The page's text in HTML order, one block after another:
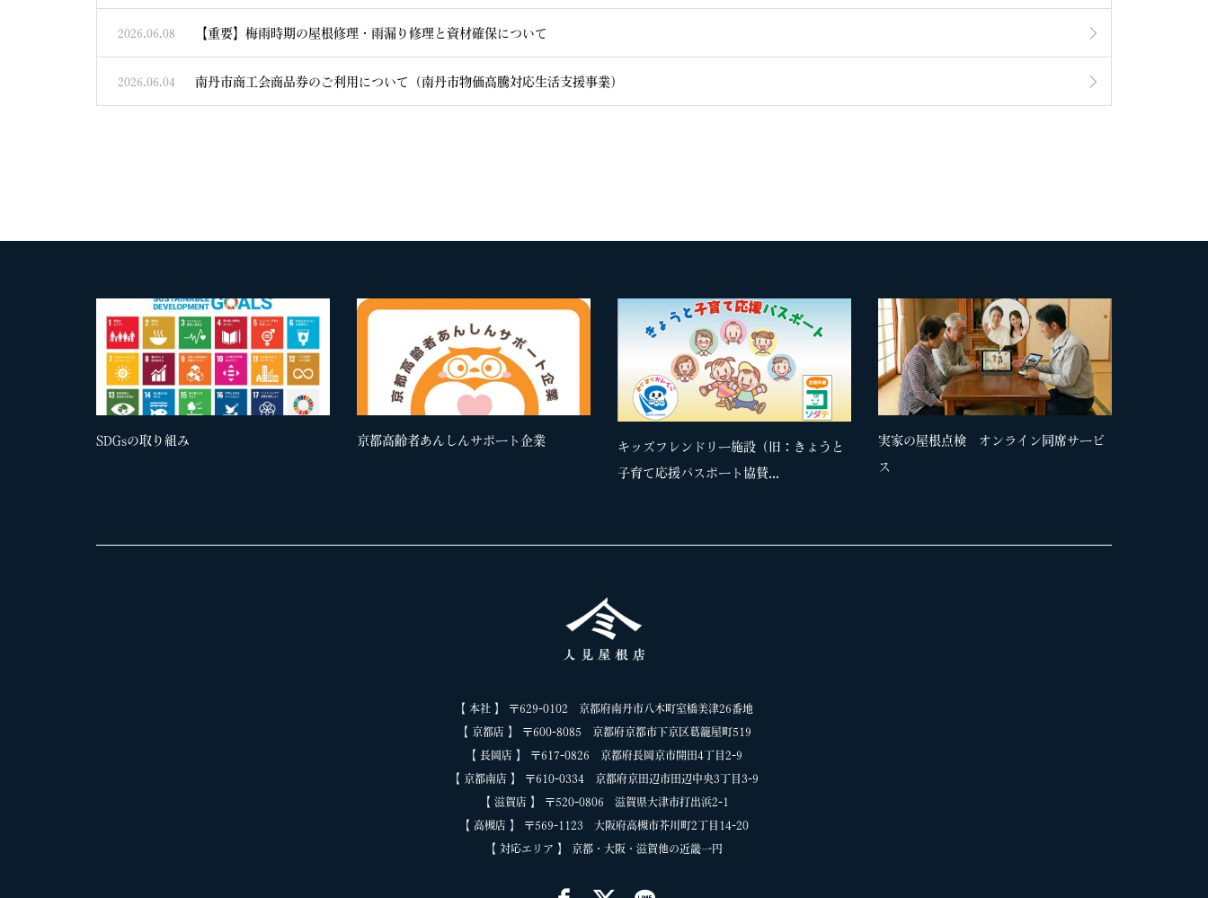
2026.06.08 【重要】梅雨時期の屋根修理・雨漏り修理と資材確保について
2026.06.04 南丹市商工会商品券のご利用について（南丹市物価高騰対応生活支援事業）
SDGsの取り組み 京都高齢者あんしんサポート企業
キッズフレンドリー施設（旧：きょうと
子育て応援パスポート協賛...
実家の屋根点検 オンライン同席サービ
ス
【 本社 】 〒629-0102 京都府南丹市八木町室橋美津26番地
【 京都店 】 〒600-8085 京都府京都市下京区葛籠屋町519
【 長岡店 】 〒617-0826 京都府長岡京市開田4丁目2-9
【 京都南店 】 〒610-0334 京都府京田辺市田辺中央3丁目3-9
【 滋賀店 】 〒520-0806 滋賀県大津市打出浜2-1
【 高槻店 】 〒569-1123 大阪府高槻市芥川町2丁目14-20
【 対応エリア 】 京都・大阪・滋賀他の近畿一円